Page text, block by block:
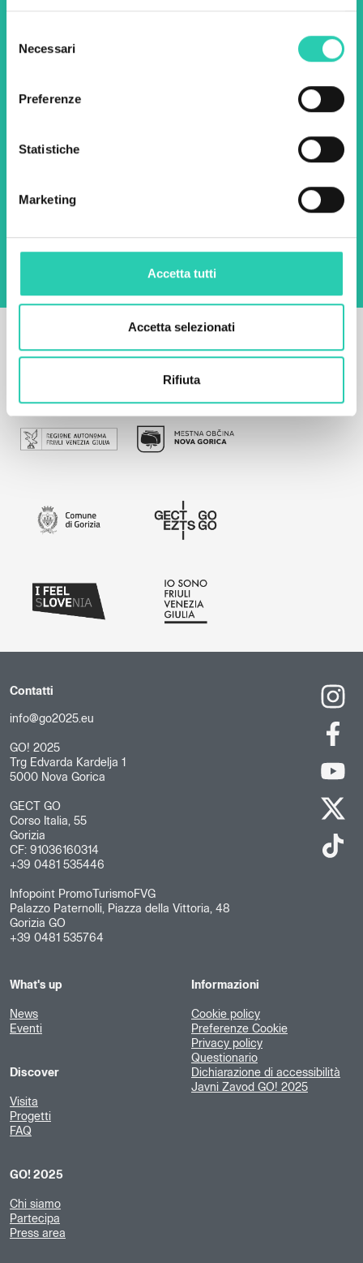
delNecessari
Preferenze
Statistiche
Marketing
Accetta tutti
Accetta selezionati
Rifiuta
scoprire tutte le nostre
iniziative.
Nome *
Email *
Utilizzando questo modulo accetto
Contatti
info@go2025.eu
GO! 2025
Trg Edvarda Kardelja 1
5000 Nova Gorica
GECT GO
Corso Italia, 55
Gorizia
CF: 91036160314
+39 0481 535446
Infopoint PromoTurismoFVG
Palazzo Paternolli, Piazza della Vittoria, 48
Gorizia GO
+39 0481 535764
What's up
News
Eventi
Discover
Visita
Progetti
FAQ
GO! 2025
Chi siamo
Partecipa
Press area
Informazioni
Cookie policy
Preferenze Cookie
Privacy policy
Questionario
Dichiarazione di accessibilità
Javni Zavod GO! 2025